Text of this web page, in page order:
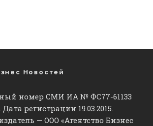
Новостей
номер СМИ ИА № ФС77-61133
регистрации 19.03.2015.
— ООО «Агентство Бизнес